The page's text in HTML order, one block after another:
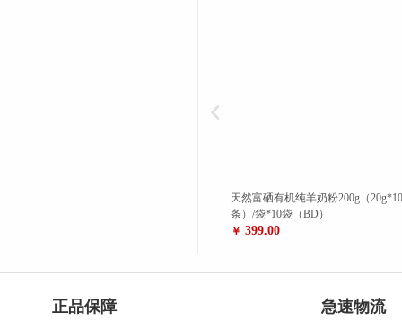
天然富硒有机纯羊奶粉200g（20g*10
尚膳季语人参黄芪元气粉
罐（BD）
￥
正品保障 急速物流